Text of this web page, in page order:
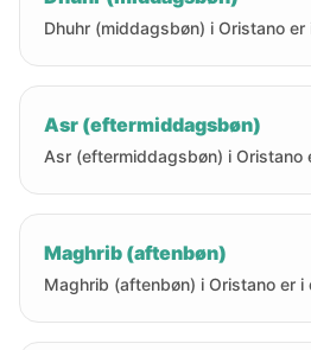
Dhuhr (middagsbøn) i Oristano
Asr (eftermiddagsbøn)
Asr (eftermiddagsbøn) i Oristano
Maghrib (aftenbøn)
Maghrib (aftenbøn) i Oristano er